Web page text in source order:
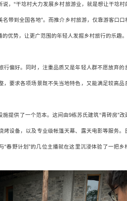
，“干埝村大力发展乡村旅游业，就是想让干埝村
带到全国各地”。而推介乡村旅游，仅靠游客口口
优势，让更广范围的年轻人发掘乡村旅行的乐趣。
偏好。同时，注重品质又是年轻人群不愿放弃的
要求各项场景既不失当地特色，又能满足较高品
提供了一个范本。这间由9栋苏氏建筑“青砖房”改
设备，以及专业级帐篷天幕、露天电影等服务。
春野计划”的几位主播就在这里沉浸体验了一把乡